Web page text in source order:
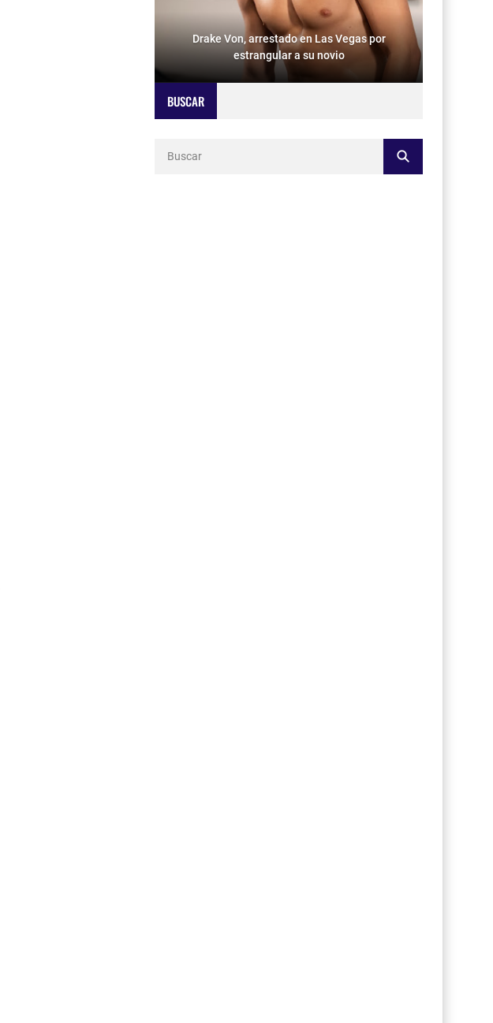
Drake Von, arrestado en Las Vegas por
estrangular a su novio
BUSCAR